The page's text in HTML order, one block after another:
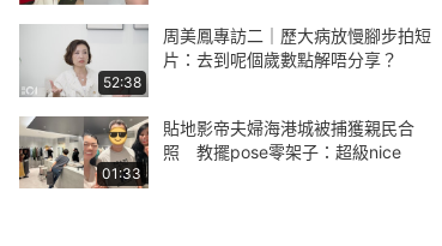
52:38
周美鳳專訪二｜歷大病放慢腳步拍短
片：去到呢個歲數點解唔分享？
01:33
貼地影帝夫婦海港城被捕獲親民合
照 教擺pose零架子：超級nice